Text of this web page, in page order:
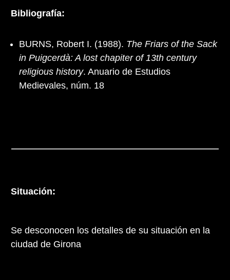
Bibliografía:
BURNS, Robert I. (1988). The Friars of the Sack
in Puigcerdà: A lost chapiter of 13th century
religious history. Anuario de Estudios
Medievales, núm. 18
Situación:
Se desconocen los detalles de su situación en la
ciudad de Girona